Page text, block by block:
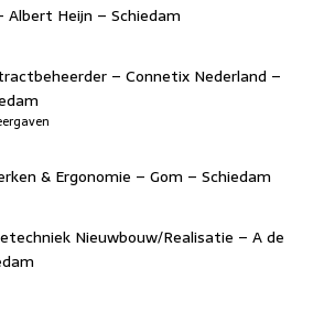
Albert Heijn – Schiedam
– Connetix Nederland –
& Ergonomie – Gom – Schiedam
Nieuwbouw/Realisatie – A de